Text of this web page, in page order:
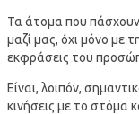
Τα άτομα που
μαζί μας, όχι μόνο με
εκφράσεις του
Είναι, λοιπόν,
κινήσεις με το στόμα